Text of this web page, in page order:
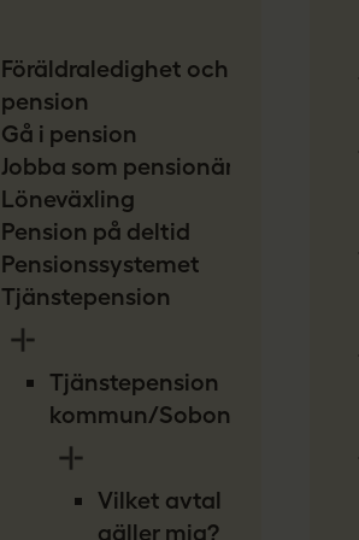
Föräldraledighet och
pension
Gå i pension
Jobba som pensionär
Löneväxling
Pension på deltid
Pensionssystemet
Tjänstepension
Tjänstepension
kommun/Sobona
Vilket avtal
gäller mig?